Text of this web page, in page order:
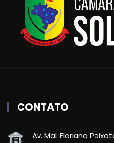
CONTATO
Av. Mal. Floriano